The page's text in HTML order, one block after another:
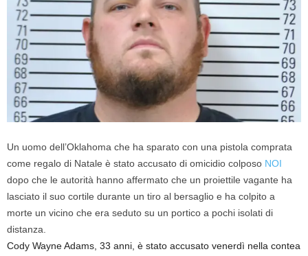
Un uomo dell’Oklahoma che ha sparato con una pistola comprata
come regalo di Natale è stato accusato di omicidio colposo NOI
dopo che le autorità hanno affermato che un proiettile vagante ha
lasciato il suo cortile durante un tiro al bersaglio e ha colpito a
morte un vicino che era seduto su un portico a pochi isolati di
distanza.
Cody Wayne Adams, 33 anni, è stato accusato venerdì nella contea